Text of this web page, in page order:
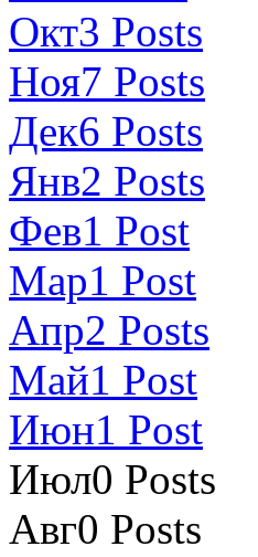
Окт3 Posts
Ноя7 Posts
Дек6 Posts
Янв2 Posts
Фев1 Post
Мар1 Post
Апр2 Posts
Май1 Post
Июн1 Post
Июл0 Posts
Авг0 Posts